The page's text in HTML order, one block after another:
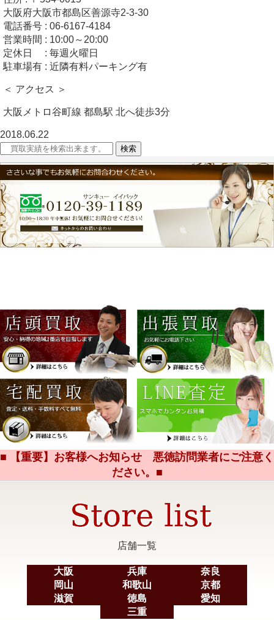
大阪府大阪市都島区善源寺2-3-30
電話番号 : 06-6167-4184
営業時間 : 10:00～20:00
定休日 : 毎週火曜日
駐車場有 : 近隣有料パーキング有
＜ アクセス ＞
大阪メトロ谷町線 都島駅 北へ徒歩3分
2018.06.22
■ 【重要】お客様へお知らせ 悪徳訪問業者にご注意く
ださい。■
店舗一覧
大阪 兵庫
奈良
岡山
和歌山
京都
滋賀
徳島
愛知
三重